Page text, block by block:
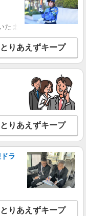
+゜・。○。・゜+゜
帯販売
経験・能力による） ※
（規定あり） ゜
・゜+゜ 入社祝い金10
。○。・゜+゜
電量販店
詳細を見る
なれる携帯販売
者：1300円〜 ※残業代
） ゜+゜・。
入社祝い金10万円支
・゜+゜
ショップ
たま市岩槻区・久喜市・
とりあえずキープ
とりあえずキープ
ラ
とりあえずキープ